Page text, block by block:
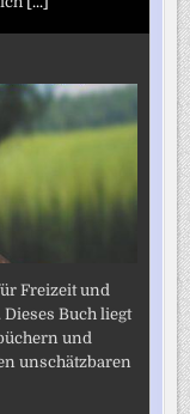
Freizeit und
Buch liegt
und
unschätzbaren